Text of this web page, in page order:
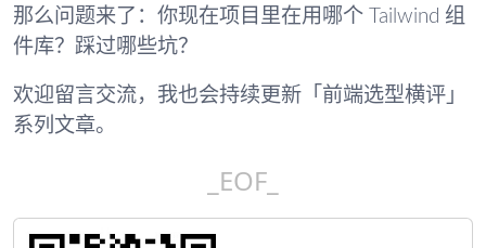
那么问题来了：你现在项目里在用哪个 Tailwind 组
件库？踩过哪些坑？
欢迎留言交流，我也会持续更新「前端选型横评」
系列文章。
_EOF_